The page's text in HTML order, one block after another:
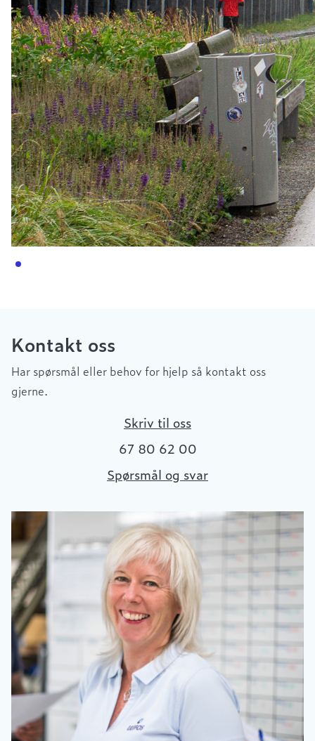
Kontakt oss
Har spørsmål eller behov for hjelp så kontakt oss
gjerne.
Skriv til oss
67 80 62 00
Spørsmål og svar